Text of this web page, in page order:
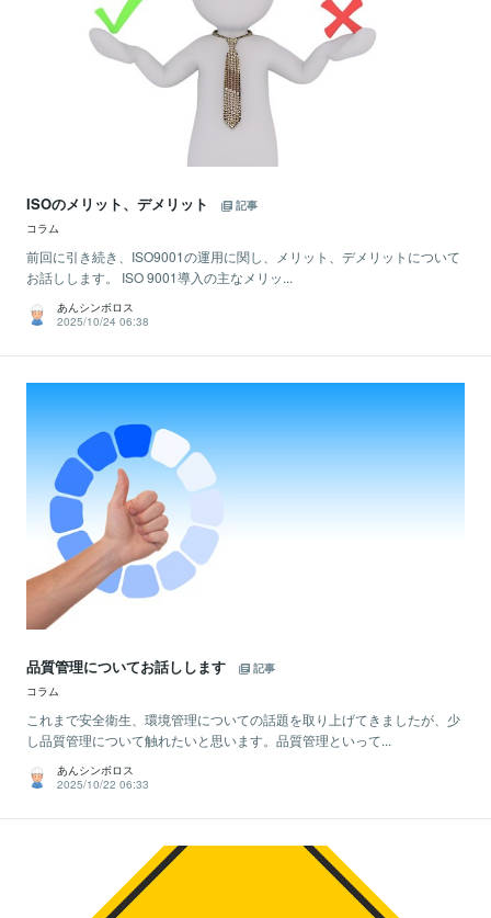
ISOのメリット、デメリット
記事
コラム
前回に引き続き、ISO9001の運用に関し、メリット、デメリットについて
お話しします。 ISO 9001導入の主なメリッ...
あんシンボロス
2025/10/24 06:38
品質管理についてお話しします
記事
コラム
これまで安全衛生、環境管理についての話題を取り上げてきましたが、少
し品質管理について触れたいと思います。品質管理といって...
あんシンボロス
2025/10/22 06:33